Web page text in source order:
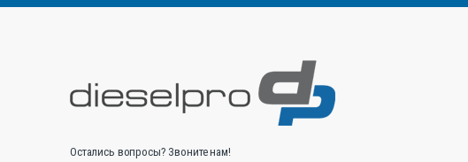
Остались вопросы? Звоните нам!